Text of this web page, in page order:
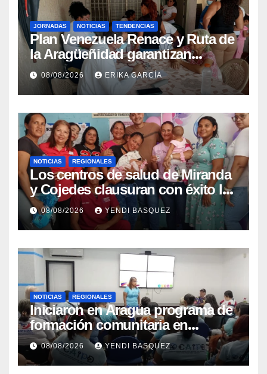
JORNADAS NOTICIAS TENDENCIAS
Plan Venezuela Renace y Ruta de
la Aragüeñidad garantizan
atención médica integral en
Aragua
08/08/2026 ERIKA GARCÍA
NOTICIAS REGIONALES
Los centros de salud de Miranda
y Cojedes clausuran con éxito la
Semana Mundial de la Lactancia
Materna
08/08/2026 YENDI BASQUEZ
NOTICIAS REGIONALES
Iniciaron en Aragua programa de
formación comunitaria en
atención a personas con
discapacidad
08/08/2026 YENDI BASQUEZ